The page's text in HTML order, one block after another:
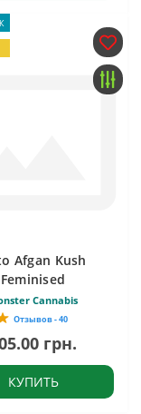
Afgan Kush
Feminised
Cannabis
Отзывов - 40
грн.
КУПИТЬ